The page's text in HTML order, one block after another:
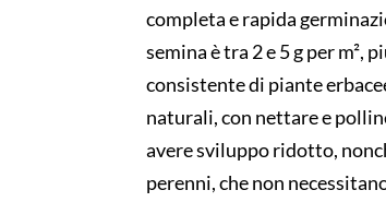
completa e rapida
semina è tra 2 e 5 g per m²,
consistente di piante
naturali, con nettare e
avere sviluppo ridotto,
perenni, che non